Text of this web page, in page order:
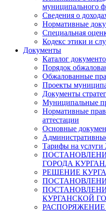
муниципального
Сведения о
Нормативные
Специальная
Кодекс этики и
Документы
Каталог
Порядок
Обжалованные
Проекты
Документы
Муниципальные
Нормативные
аттестации
Основные
Тарифы на
ГОРОДА
РЕШЕНИЕ
КУРГАНСКОЙ